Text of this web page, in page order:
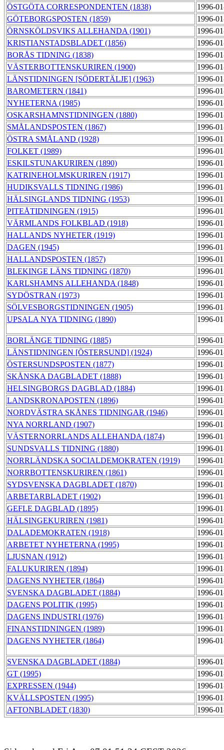
ÖSTGÖTA CORRESPONDENTEN (1838)
1996-
GÖTEBORGSPOSTEN (1859)
1996-
ÖRNSKÖLDSVIKS ALLEHANDA (1901)
1996-
KRISTIANSTADSBLADET (1856)
1996-
BORÅS TIDNING (1838)
1996-
VÄSTERBOTTENSKURIREN (1900)
1996-
LÄNSTIDNINGEN [SÖDERTÄLJE] (1963)
1996-
BAROMETERN (1841)
1996-
NYHETERNA (1985)
1996-
OSKARSHAMNSTIDNINGEN (1880)
1996-
SMÅLANDSPOSTEN (1867)
1996-
ÖSTRA SMÅLAND (1928)
1996-
FOLKET (1989)
1996-
ESKILSTUNAKURIREN (1890)
1996-
KATRINEHOLMSKURIREN (1917)
1996-
HUDIKSVALLS TIDNING (1986)
1996-
HÄLSINGLANDS TIDNING (1953)
1996-
PITEÅTIDNINGEN (1915)
1996-
VÄRMLANDS FOLKBLAD (1918)
1996-
HALLANDS NYHETER (1919)
1996-
DAGEN (1945)
1996-
HALLANDSPOSTEN (1857)
1996-
BLEKINGE LÄNS TIDNING (1870)
1996-
KARLSHAMNS ALLEHANDA (1848)
1996-
SYDÖSTRAN (1973)
1996-
SÖLVESBORGSTIDNINGEN (1905)
1996-
UPSALA NYA TIDNING (1890)
1996-
BORLÄNGE TIDNING (1885)
1996-
LÄNSTIDNINGEN [ÖSTERSUND] (1924)
1996-
ÖSTERSUNDSPOSTEN (1877)
1996-
SKÅNSKA DAGBLADET (1888)
1996-
HELSINGBORGS DAGBLAD (1884)
1996-
LANDSKRONAPOSTEN (1896)
1996-
NORDVÄSTRA SKÅNES TIDNINGAR (1946)
1996-
NYA NORRLAND (1907)
1996-
VÄSTERNORRLANDS ALLEHANDA (1874)
1996-
SUNDSVALLS TIDNING (1880)
1996-
NORRLÄNDSKA SOCIALDEMOKRATEN (1919)
1996-
NORRBOTTENSKURIREN (1861)
1996-
SYDSVENSKA DAGBLADET (1870)
1996-
ARBETARBLADET (1902)
1996-
GEFLE DAGBLAD (1895)
1996-
HÄLSINGEKURIREN (1981)
1996-
DALADEMOKRATEN (1918)
1996-
ARBETET NYHETERNA (1995)
1996-
LJUSNAN (1912)
1996-
FALUKURIREN (1894)
1996-
DAGENS NYHETER (1864)
1996-
SVENSKA DAGBLADET (1884)
1996-
DAGENS POLITIK (1995)
1996-
DAGENS INDUSTRI (1976)
1996-
FINANSTIDNINGEN (1989)
1996-
DAGENS NYHETER (1864)
1996-
SVENSKA DAGBLADET (1884)
1996-
GT (1995)
1996-
EXPRESSEN (1944)
1996-
KVÄLLSPOSTEN (1995)
1996-
AFTONBLADET (1830)
1996-